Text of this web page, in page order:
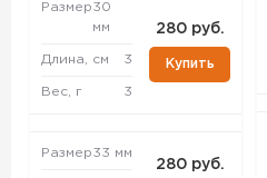
Размер30
мм
Длина, см 3
Вес, г 3
280 руб.
Купить
Размер33 мм
280 руб.